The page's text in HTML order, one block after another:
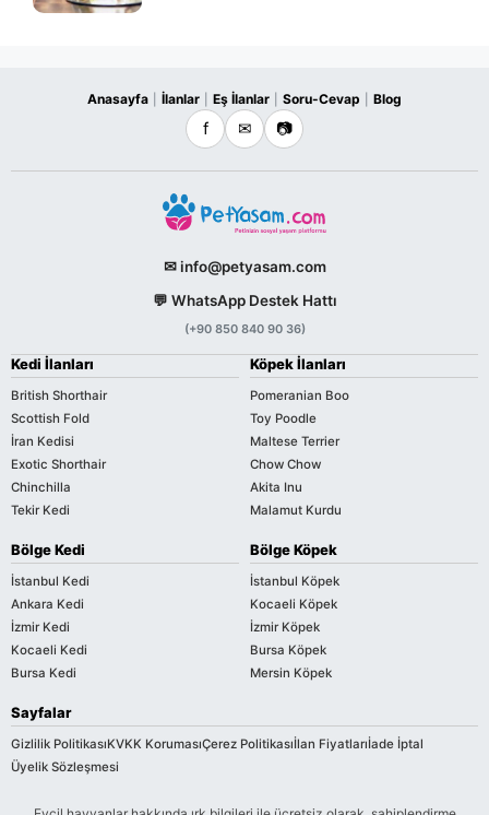
Anasayfa İlanlar Eş İlanlar Soru-Cevap Blog
f ✉ 📷
✉ info@petyasam.com
💬 WhatsApp Destek Hattı
(+90 850 840 90 36)
Kedi İlanları
British Shorthair
Scottish Fold
İran Kedisi
Exotic Shorthair
Chinchilla
Tekir Kedi
Köpek İlanları
Pomeranian Boo
Toy Poodle
Maltese Terrier
Chow Chow
Akita Inu
Malamut Kurdu
Bölge Kedi
İstanbul Kedi
Ankara Kedi
İzmir Kedi
Kocaeli Kedi
Bursa Kedi
Bölge Köpek
İstanbul Köpek
Kocaeli Köpek
İzmir Köpek
Bursa Köpek
Mersin Köpek
Sayfalar
Gizlilik PolitikasıKVKK KorumasıÇerez Politikasıİlan Fiyatlarıİade İptal
Üyelik Sözleşmesi